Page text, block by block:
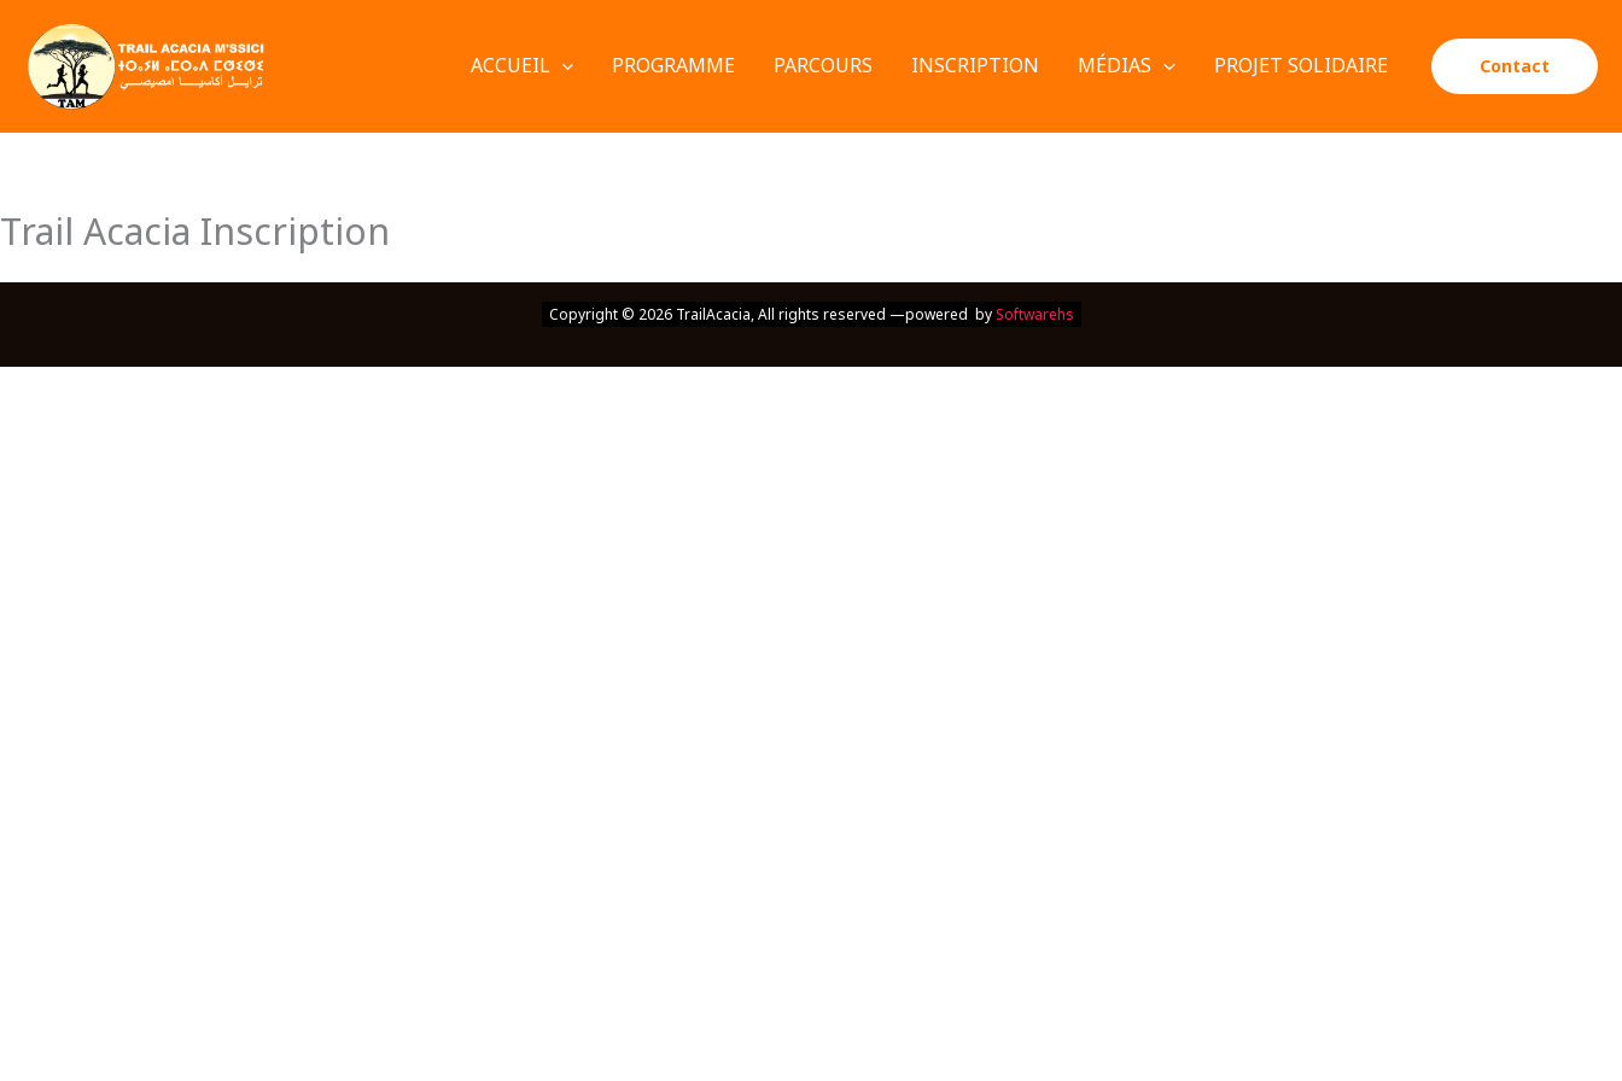
contenu
ACCUEIL PROGRAMME PARCOURS INSCRIPTION MÉDIAS PROJET SOLIDAIRE Contact
Trail Acacia Inscription
Copyright © 2026 TrailAcacia, All rights reserved —powered bySoftwarehs